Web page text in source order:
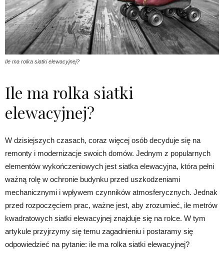
Ile ma rolka siatki elewacyjnej?
Ile ma rolka siatki
elewacyjnej?
W dzisiejszych czasach, coraz więcej osób decyduje się na
remonty i modernizacje swoich domów. Jednym z popularnych
elementów wykończeniowych jest siatka elewacyjna, która pełni
ważną rolę w ochronie budynku przed uszkodzeniami
mechanicznymi i wpływem czynników atmosferycznych. Jednak
przed rozpoczęciem prac, ważne jest, aby zrozumieć, ile metrów
kwadratowych siatki elewacyjnej znajduje się na rolce. W tym
artykule przyjrzymy się temu zagadnieniu i postaramy się
odpowiedzieć na pytanie: ile ma rolka siatki elewacyjnej?